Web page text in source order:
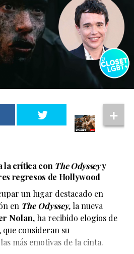
la crítica con The Odysseyy
regresos de Hollywood
un lugar destacado en
en The Odyssey, la nueva
Nolan, ha recibido elogios de
consideran su
más emotivas de la cinta.